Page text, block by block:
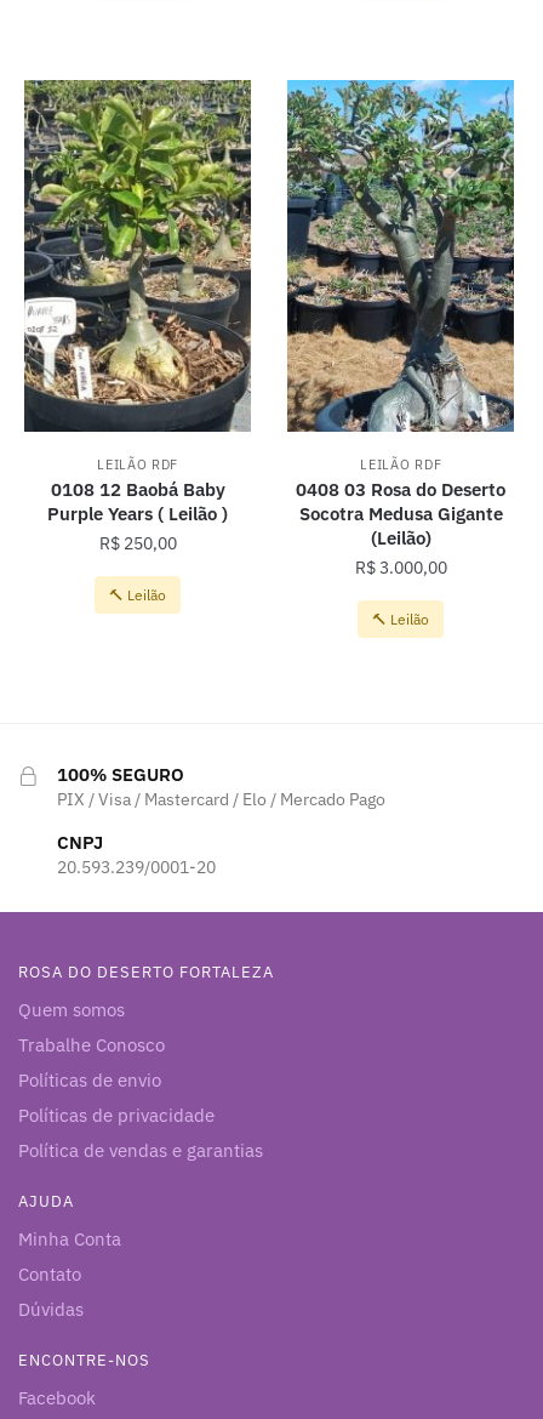
LEILÃO RDF
0108 12 Baobá Baby
Purple Years ( Leilão )
R$250,00
🔨 Leilão
LEILÃO RDF
0408 03 Rosa do Deserto
Socotra Medusa Gigante
(Leilão)
R$3.000,00
🔨 Leilão
100% SEGURO
PIX / Visa / Mastercard / Elo / Mercado Pago
CNPJ
20.593.239/0001-20
ROSA DO DESERTO FORTALEZA
Quem somos
Trabalhe Conosco
Políticas de envio
Políticas de privacidade
Política de vendas e garantias
AJUDA
Minha Conta
Contato
Dúvidas
ENCONTRE-NOS
Facebook